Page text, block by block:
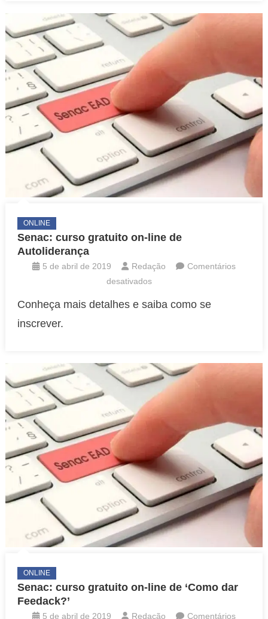
de
Inclusão
de
Pessoas
Deficiência
ONLINE
Senac: curso gratuito on-line de
Autoliderança
5 de abril de 2019 Redação
Comentários
desativadosem
curso
de
Autoliderança
Conheça mais detalhes e saiba como se
inscrever.
ONLINE
Senac: curso gratuito on-line de ‘Como dar
Feedack?’
5 de abril de 2019 Redação Comentários